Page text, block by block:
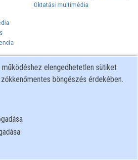
Oktatási multimédia
működéshez elengedhetetlen sütiket
böngészés érdekében.